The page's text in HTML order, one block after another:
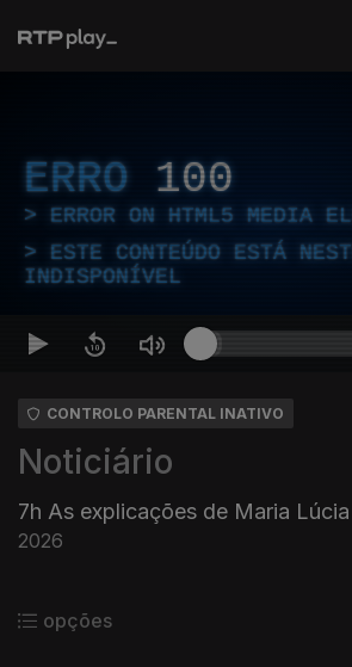
ERRO 100
ERROR ON HTML5 MEDIA
ESTE CONTEÚDO ESTÁ
INDISPONÍVEL
CONTROLO PARENTAL INATIVO
Noticiário
7h As explicações de Maria
2026
opções